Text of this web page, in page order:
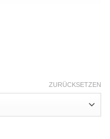
ZURÜCKSETZEN